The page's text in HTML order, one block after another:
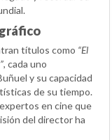
títulos como “El
, cada uno
y su capacidad
de su tiempo.
en cine que
del director ha